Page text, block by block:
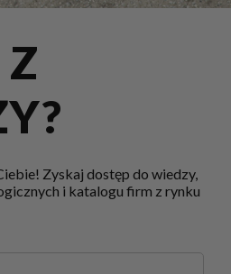
Z
Zyskaj dostęp do wiedzy,
i katalogu firm z rynku